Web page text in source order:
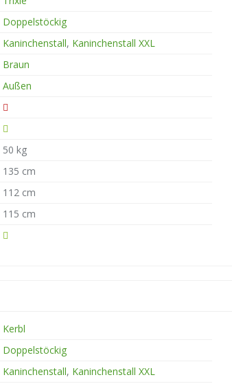
Doppelstöckig
Kaninchenstall, Kaninchenstall XXL
Braun
Außen
50 kg
135 cm
112 cm
115 cm
Kerbl
Doppelstöckig
Kaninchenstall, Kaninchenstall XXL